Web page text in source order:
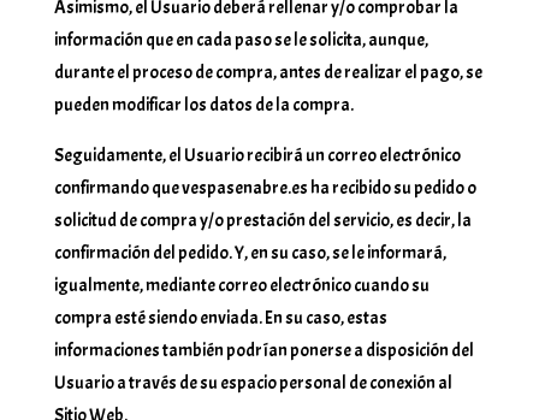
Asimismo, el Usuario deberá rellenar y/o comprobar la
información que en cada paso se le solicita, aunque,
durante el proceso de compra, antes de realizar el pago, se
pueden modificar los datos de la compra.
Seguidamente, el Usuario recibirá un correo electrónico
confirmando que vespasenabre.es ha recibido su pedido o
solicitud de compra y/o prestación del servicio, es decir, la
confirmación del pedido. Y, en su caso, se le informará,
igualmente, mediante correo electrónico cuando su
compra esté siendo enviada. En su caso, estas
informaciones también podrían ponerse a disposición del
Usuario a través de su espacio personal de conexión al